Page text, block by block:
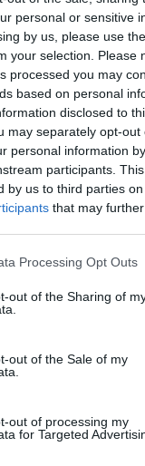
personal or sensitive
by us, please use
your selection. Please
processed you may
based on personal
disclosed to
may separately opt-
personal information
participants.
by us to third parties
that may
Processing Opt Outs
out of the Sharing of
out of the Sale of my
out of processing my
for Targeted
ąją raketę
į
d. 05:47